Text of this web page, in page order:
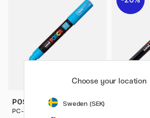
POSCA
PC-1MC Extra-fine
Posca
Choose your location
Sweden (SEK)